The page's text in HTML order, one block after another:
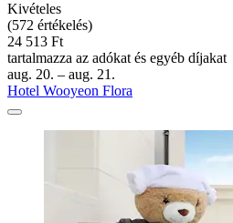
Kivételes
(572 értékelés)
24 513 Ft
tartalmazza az adókat és egyéb díjakat
aug. 20. – aug. 21.
Hotel Wooyeon Flora